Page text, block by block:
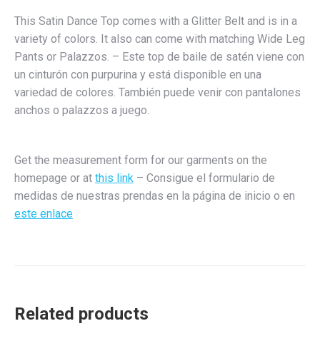
purpurina
quantity
This Satin Dance Top comes with a Glitter Belt and is in a
variety of colors. It also can come with matching Wide Leg
Pants or Palazzos. – Este top de baile de satén viene con
un cinturón con purpurina y está disponible en una
variedad de colores. También puede venir con pantalones
anchos o palazzos a juego.
Get the measurement form for our garments on the
homepage or at this link – Consigue el formulario de
medidas de nuestras prendas en la página de inicio o en
este enlace
Related products